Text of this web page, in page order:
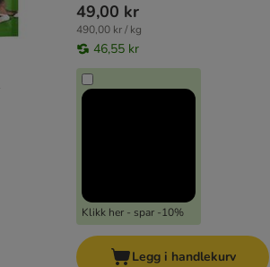
49,00 kr
490,00 kr / kg
46,55 kr
Klikk her - spar -10%
Legg i handlekurv